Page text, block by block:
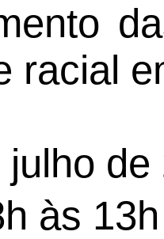
racial
julho de
às 13h